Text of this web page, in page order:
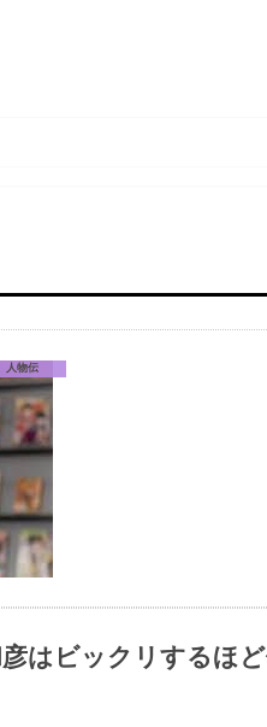
人物伝
彦はビックリする